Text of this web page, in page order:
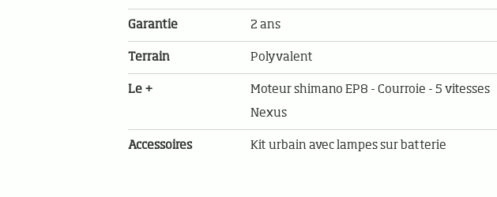
Garantie 2 ans
Terrain Polyvalent
Le +
Moteur shimano EP8 - Courroie - 5 vitesses
Nexus
Accessoires Kit urbain avec lampes sur batterie